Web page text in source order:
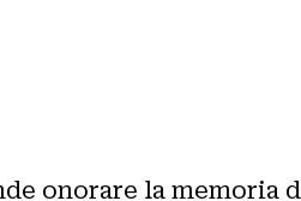
onorare la memoria